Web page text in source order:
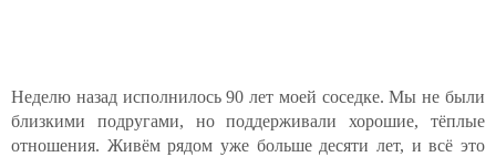
Неделю назад исполнилось 90 лет моей соседке. Мы не были
близкими подругами, но поддерживали хорошие, тёплые
отношения. Живём рядом уже больше десяти лет, и всё это